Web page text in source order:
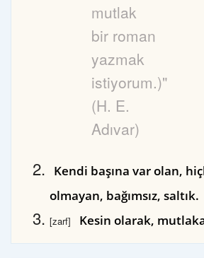
mutlak
bir roman
yazmak
istiyorum.)"
(H. E.
Adıvar)
Kendi başına var olan,
olmayan, bağımsız, saltık.
[zarf] Kesin olarak,